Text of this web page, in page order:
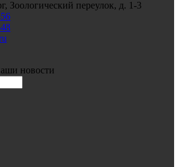
Зоологический переулок, д. 1-3
новости